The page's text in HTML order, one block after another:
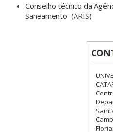
Conselho técnico da
Saneamento (ARIS)